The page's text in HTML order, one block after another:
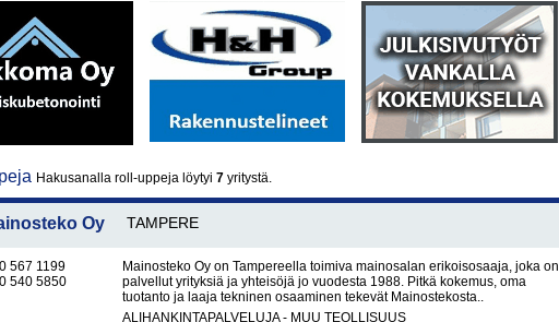
Hakusanalla roll-uppeja löytyi 7 yritystä.
Oy TAMPERE
567 1199
540 5850
Mainosteko Oy on Tampereella toimiva mainosalan erikoisosaaja, joka on
palvellut yrityksiä ja yhteisöjä jo vuodesta 1988. Pitkä kokemus, oma
tuotanto ja laaja tekninen osaaminen tekevät Mainostekosta..
ALIHANKINTAPALVELUJA - MUU TEOLLISUUS